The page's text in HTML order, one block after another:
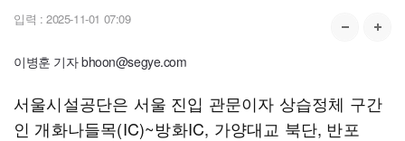
입력 : 2025-11-01 07:09
이병훈 기자 bhoon@segye.com
서울시설공단은 서울 진입 관문이자 상습정체 구간
인 개화나들목(IC)~방화IC, 가양대교 북단, 반포